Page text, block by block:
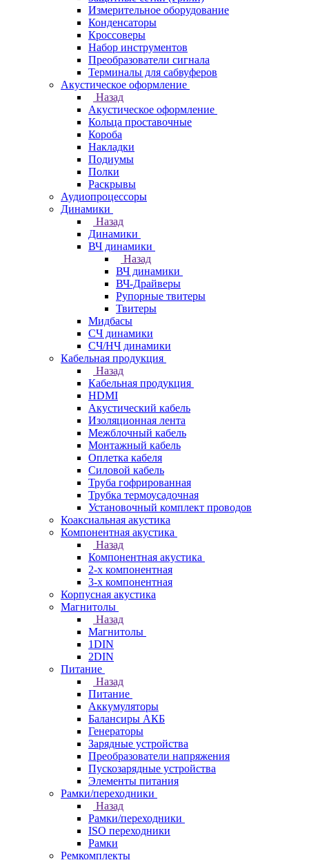
Измерительное оборудование
Конденсаторы
Кроссоверы
Набор инструментов
Преобразователи сигнала
Терминалы для сабвуферов
Акустическое оформление
Назад
Акустическое оформление
Кольца проставочные
Короба
Накладки
Подиумы
Полки
Раскрывы
Аудиопроцессоры
Динамики
Назад
Динамики
ВЧ динамики
Назад
ВЧ динамики
ВЧ-Драйверы
Рупорные твитеры
Твитеры
Мидбасы
СЧ динамики
СЧ/НЧ динамики
Кабельная продукция
Назад
Кабельная продукция
HDMI
Акустический кабель
Изоляционная лента
Межблочный кабель
Монтажный кабель
Оплетка кабеля
Силовой кабель
Труба гофрированная
Трубка термоусадочная
Установочный комплект проводов
Коаксиальная акустика
Компонентная акустика
Назад
Компонентная акустика
2-х компонентная
3-х компонентная
Корпусная акустика
Магнитолы
Назад
Магнитолы
1DIN
2DIN
Питание
Назад
Питание
Аккумуляторы
Балансиры АКБ
Генераторы
Зарядные устройства
Преобразователи напряжения
Пускозарядные устройства
Элементы питания
Рамки/переходники
Назад
Рамки/переходники
ISO переходники
Рамки
Ремкомплекты